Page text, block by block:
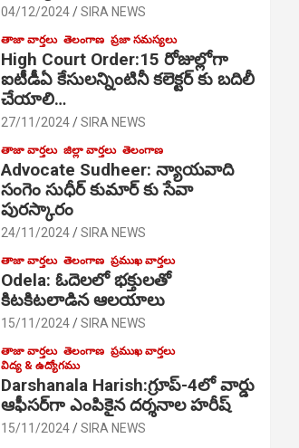
04/12/2024 SIRA NEWS
తాజా వార్తలు తెలంగాణ ప్రజా సమస్యలు
High Court Order:15 రోజుల్లోగా
ఐటీడీఏ కేసులన్నింటినీ కలెక్టర్ కు బదిలీ
చేయాలి…
27/11/2024 SIRA NEWS
తాజా వార్తలు జిల్లా వార్తలు తెలంగాణ
Advocate Sudheer: న్యాయవాది
సంగెం సుధీర్ కుమార్ కు సేవా
పురస్కారం
24/11/2024 SIRA NEWS
తాజా వార్తలు తెలంగాణ ప్రముఖ వార్తలు
Odela: ఓదెల‌లో భక్తులతో
కిటకిటలాడిన ఆల‌యాలు
15/11/2024 SIRA NEWS
తాజా వార్తలు తెలంగాణ ప్రముఖ వార్తలు
విద్య & ఉద్యోగము
Darshanala Harish:గ్రూప్-4లో వార్డు
ఆఫీసర్‌గా ఎంపికైన దర్శనాల హరీష్
15/11/2024 SIRA NEWS